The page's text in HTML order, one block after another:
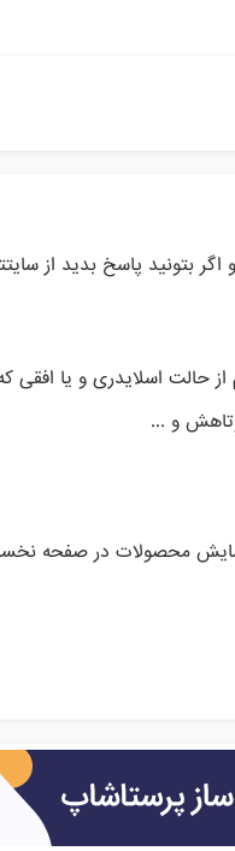
بتونید پاسخ بدید از
حالت اسلایدری و یا
و ...
نمایش محصولات در صفحه